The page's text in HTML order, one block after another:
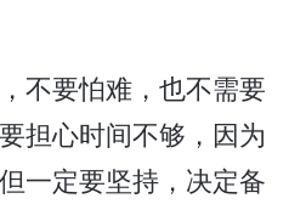
不要怕难，也不需要
担心时间不够，因为
一定要坚持，决定备